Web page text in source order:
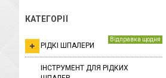
КАТЕГОРІЇ
РІДКІ ШПАЛЕРИ
Відправка щодня
ІНСТРУМЕНТ ДЛЯ РІДКИХ